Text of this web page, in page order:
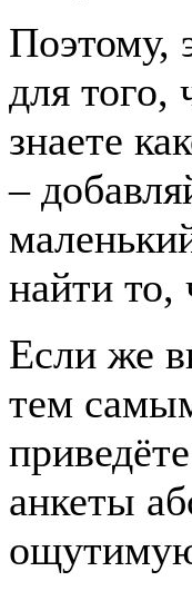
Поэтому,
для
знаете
–
найти
Если же
тем
анкеты